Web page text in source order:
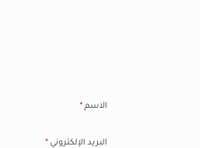
الاسم *
البريد الإلكتروني *